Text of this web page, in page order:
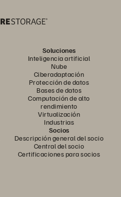
Soluciones
Inteligencia artificial
Nube
Ciberadaptación
Protección de datos
Bases de datos
Computación de alto
rendimiento
Virtualización
Industrias
Socios
Descripción general del socio
Central del socio
Certificaciones para socios